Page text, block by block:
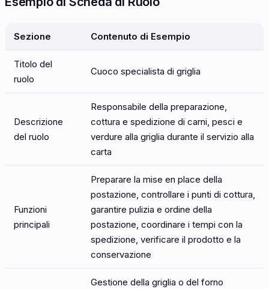
Sezione Contenuto di Esempio
Titolo del
ruolo
Cuoco specialista di griglia
Descrizione
del ruolo
Responsabile della preparazione,
cottura e spedizione di carni, pesci e
verdure alla griglia durante il servizio alla
carta
Funzioni
principali
Preparare la mise en place della
postazione, controllare i punti di cottura,
garantire pulizia e ordine della
postazione, coordinare i tempi con la
spedizione, verificare il prodotto e la
conservazione
Gestione della griglia o del forno